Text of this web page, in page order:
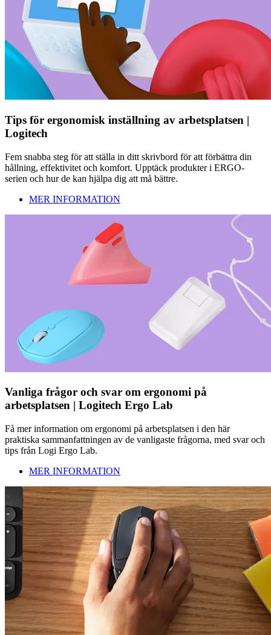
Tips för ergonomisk inställning av arbetsplatsen |
Logitech
Fem snabba steg för att ställa in ditt skrivbord för att förbättra din
hållning, effektivitet och komfort. Upptäck produkter i ERGO-
serien och hur de kan hjälpa dig att må bättre.
MER INFORMATION
Vanliga frågor och svar om ergonomi på
arbetsplatsen | Logitech Ergo Lab
Få mer information om ergonomi på arbetsplatsen i den här
praktiska sammanfattningen av de vanligaste frågorna, med svar och
tips från Logi Ergo Lab.
MER INFORMATION